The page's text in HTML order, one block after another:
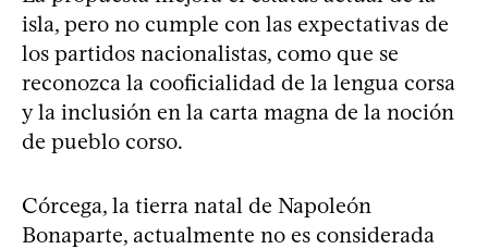
isla, pero no cumple con las expectativas de
los partidos nacionalistas, como que se
reconozca la cooficialidad de la lengua corsa
y la inclusión en la carta magna de la noción
de pueblo corso.
Córcega, la tierra natal de Napoleón
Bonaparte, actualmente no es considerada